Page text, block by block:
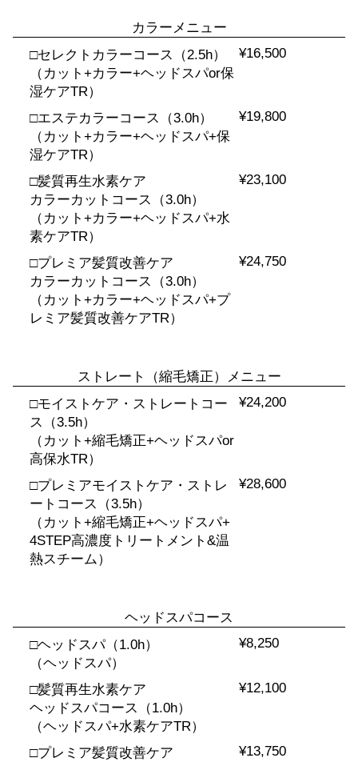
カラーメニュー
□セレクトカラーコース（2.5h）
（カット+カラー+ヘッドスパor保
湿ケアTR）
¥16,500
□エステカラーコース（3.0h）
（カット+カラー+ヘッドスパ+保
湿ケアTR）
¥19,800
□髪質再生水素ケア
カラーカットコース（3.0h）
（カット+カラー+ヘッドスパ+水
素ケアTR）
¥23,100
□プレミア髪質改善ケア
カラーカットコース（3.0h）
（カット+カラー+ヘッドスパ+プ
レミア髪質改善ケアTR）
¥24,750
ストレート（縮毛矯正）メニュー
□モイストケア・ストレートコー
ス（3.5h）
（カット+縮毛矯正+ヘッドスパor
高保水TR）
¥24,200
□プレミアモイストケア・ストレ
ートコース（3.5h）
（カット+縮毛矯正+ヘッドスパ+
4STEP高濃度トリートメント&温
熱スチーム）
¥28,600
ヘッドスパコース
□ヘッドスパ（1.0h）
（ヘッドスパ）
¥8,250
□髪質再生水素ケア
ヘッドスパコース（1.0h）
（ヘッドスパ+水素ケアTR）
¥12,100
□プレミア髪質改善ケア ¥13,750